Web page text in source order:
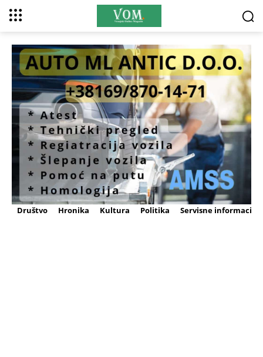
Društvo Hronika Kultura Politika Servisne informacije